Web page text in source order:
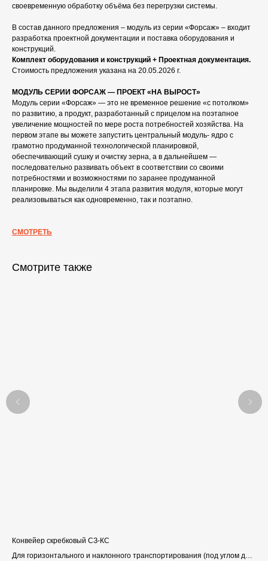
своевременную обработку объёма без перегрузки системы.
В состав данного предложения – модуль из серии «Форсаж» – входит
разработка проектной документации и поставка оборудования и
конструкций.
Комплект оборудования и конструкций + Проектная документация.
Стоимость предложения указана на 20.05.2026 г.
МОДУЛЬ СЕРИИ ФОРСАЖ — ПРОЕКТ «НА ВЫРОСТ»
Модуль серии «Форсаж» — это не временное решение «с потолком»
по развитию, а продукт, разработанный с прицелом на поэтапное
увеличение мощностей по мере роста потребностей хозяйства. На
первом этапе вы можете запустить центральный модуль- ядро с
грамотно продуманной технологической планировкой,
обеспечивающий сушку и очистку зерна, а в дальнейшем —
последовательно развивать объект в соответствии со своими
потребностями и возможностями по заранее продуманной
планировке. Мы выделили 4 этапа развития модуля, которые могут
реализовываться как одновременно, так и поэтапно.
СМОТРЕТЬ
Смотрите также
Конвейер скребковый СЗ-КС
Для горизонтального и наклонного транспортирования (под углом до